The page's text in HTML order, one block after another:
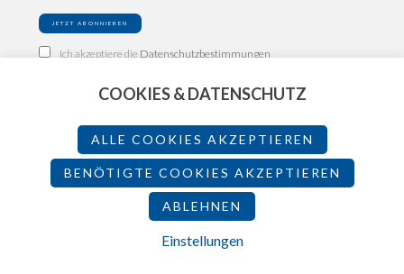
FILTER ANZEIGEN
Ich akzeptiere die Datenschutzbestimmungen
Impressum
Datenschutz
Teilnahmebedingungen
2026 - Made by
COOKIES & DATENSCHUTZ
ALLE COOKIES AKZEPTIEREN
BENÖTIGTE COOKIES AKZEPTIEREN
ABLEHNEN
Einstellungen